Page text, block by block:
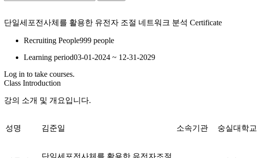
단일세포전사체를 활용한 유전자 조절 네트워크 분석 Certificate
Recruiting People999 people
Learning period03-01-2024 ~ 12-31-2029
Log in to take courses.
Class Introduction
강의 소개 및 개요입니다.
성명 김준일 소속기관 숭실대학교
단일세포전사체를 활용한 유전자조절